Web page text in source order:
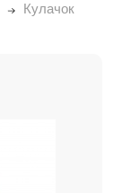
Кулачок